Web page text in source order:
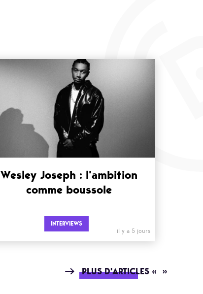
Wesley Joseph : l’ambition
comme boussole
INTERVIEWS
il y a 5 jours
PLUS D'ARTICLES « »